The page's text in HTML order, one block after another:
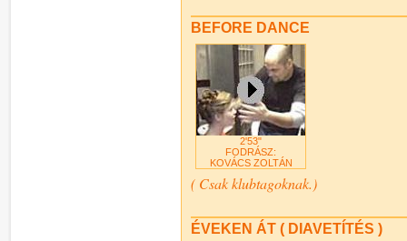
BEFORE DANCE
2'53"
FODRÁSZ:
KOVÁCS ZOLTÁN
( Csak klubtagoknak.)
ÉVEKEN ÁT ( DIAVETÍTÉS )